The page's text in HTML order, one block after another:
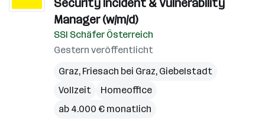
Security Incident & Vulnerability
Manager (w/m/d)
SSI Schäfer Österreich
Gestern veröffentlicht
Graz, Friesach bei Graz, Giebelstadt
Vollzeit
Homeoffice
ab 4.000 € monatlich